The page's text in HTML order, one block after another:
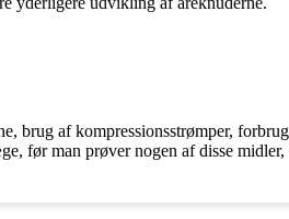
brug af kompressionsstrømper,
før man prøver nogen af disse